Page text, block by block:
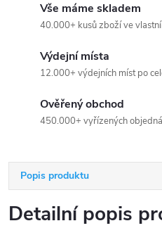
Vše máme skladem
40.000+ kusů zboží ve
Výdejní místa
12.000+ výdejních míst po
Ověřený obchod
450.000+ vyřízených
Popis produktu
Detailní popis